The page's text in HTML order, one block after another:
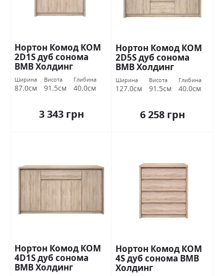
Нортон Комод КОМ
2D1S дуб сонома
ВМВ Холдинг
Ширина
87.0см
Висота
91.5см
Глибина
40.0см
3 343 грн
Нортон Комод КОМ
2D5S дуб сонома
ВМВ Холдинг
Ширина
127.0см
Висота
91.5см
Глибина
40.0см
6 258 грн
Нортон Комод КОМ
4D1S дуб сонома
ВМВ Холдинг
Нортон Комод КОМ
4S дуб сонома ВМВ
Холдинг